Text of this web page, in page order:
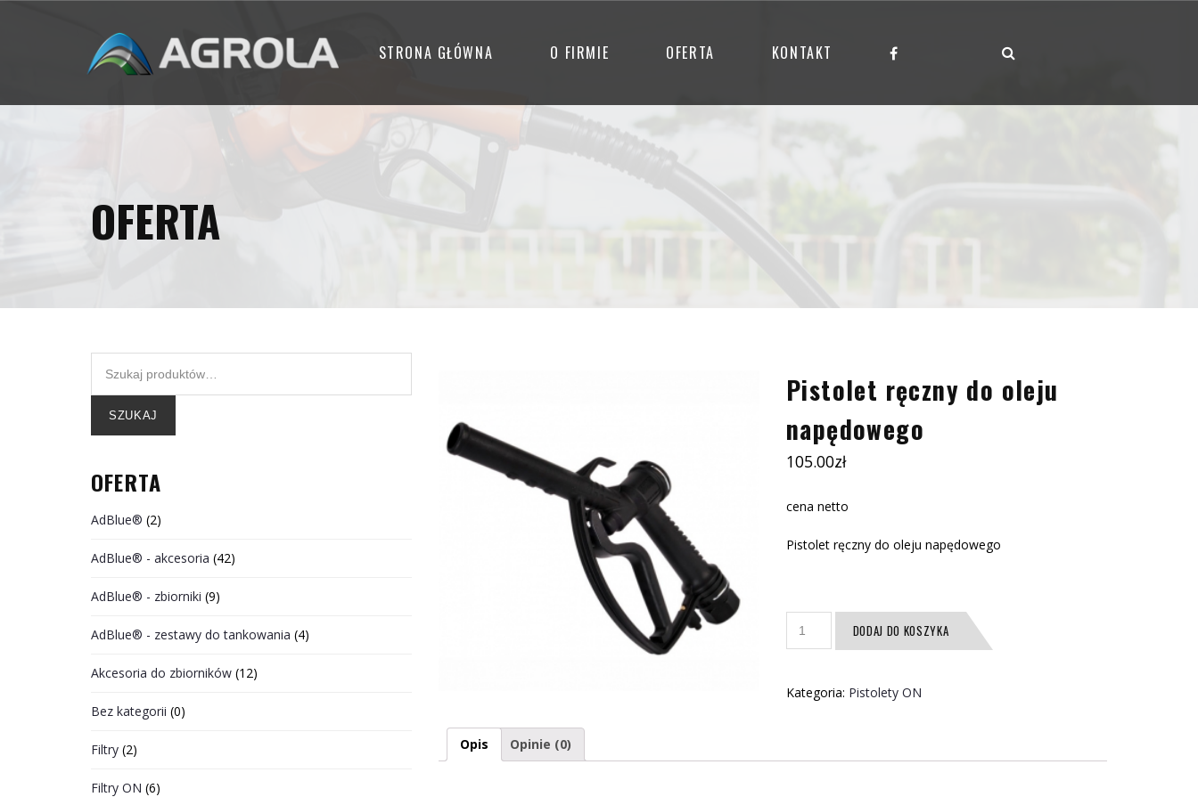
STRONA GŁÓWNA O FIRMIE OFERTA KONTAKT
OFERTA
SZUKAJ
OFERTA
AdBlue® (2)
AdBlue® - akcesoria (42)
AdBlue® - zbiorniki (9)
AdBlue® - zestawy do tankowania (4)
Akcesoria do zbiorników (12)
Bez kategorii (0)
Filtry (2)
Filtry ON (6)
Pistolet ręczny do oleju
napędowego
105.00zł
cena netto
Pistolet ręczny do oleju napędowego
Pistolet
oleju
DODAJ DO KOSZYKA
Kategoria: Pistolety ON
Opis Opinie (0)